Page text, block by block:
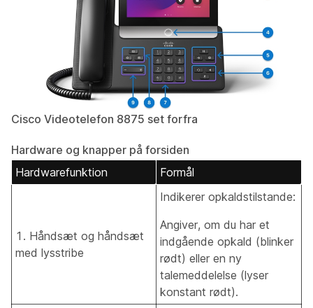
Cisco Videotelefon 8875 set forfra
Hardware og knapper på forsiden
Hardwarefunktion
Formål
1. Håndsæt og håndsæt
med lysstribe
Indikerer opkaldstilstande:
Angiver, om du har et
indgående opkald (blinker
rødt) eller en ny
talemeddelelse (lyser
konstant rødt).